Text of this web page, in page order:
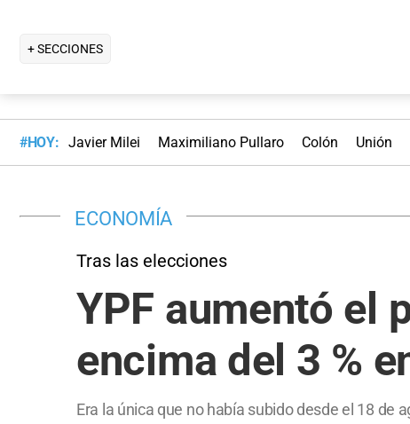
+ SECCIONES
#HOY: Javier Milei Maximiliano Pullaro Colón Unión
ECONOMÍA
Tras las elecciones
YPF aumentó el
encima del 3 %
Era la única que no había subido desde el 18 de